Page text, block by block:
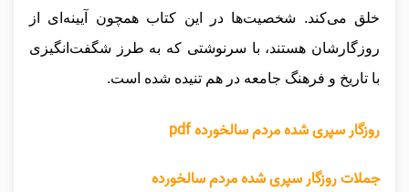
خلق می‌کند. شخصیت‌ها در این کتاب همچون آیینه‌ای از
روزگارشان هستند، با سرنوشتی که به طرز شگفت‌انگیزی
با تاریخ و فرهنگ جامعه در هم تنیده شده است.
روزگار سپری شده مردم سالخورده pdf
جملات روزگار سپری شده مردم سالخورده